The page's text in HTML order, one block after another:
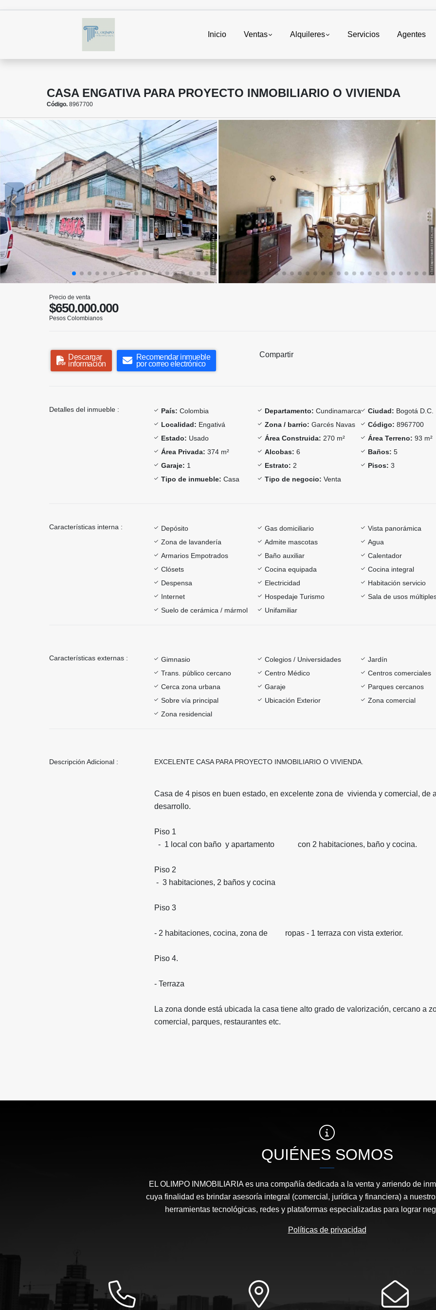
Inicio Ventas Alquileres Servicios Agentes
CASA ENGATIVA PARA PROYECTO INMOBILIARIO O VIVIENDA
Código. 8967700
Precio de venta
$650.000.000
Pesos Colombianos
Descargar
información
Recomendar inmueble
por correo electrónico
Compartir
Detalles del inmueble : País: Colombia Departamento: Cundinamarca Ciudad: Bogotá D.C.
Localidad: Engativá Zona / barrio: Garcés Navas Código: 8967700
Estado: Usado Área Construida: 270 m² Área Terreno: 93 m²
Área Privada: 374 m² Alcobas: 6 Baños: 5
Garaje: 1 Estrato: 2 Pisos: 3
Tipo de inmueble: Casa Tipo de negocio: Venta
Características interna : Depósito Gas domiciliario
Vista panorámica
Zona de lavandería
Admite mascotas
Agua
Armarios Empotrados
Baño auxiliar
Calentador
Clósets
Cocina equipada
Cocina integral
Despensa
Electricidad
Habitación servicio
Internet
Hospedaje Turismo
Sala de usos
Suelo de cerámica / mármol
Unifamiliar
Características externas : Gimnasio Colegios / Universidades
Jardín
Trans. público cercano
Centro Médico
Centros comerciales
Cerca zona urbana
Garaje
Parques cercanos
Sobre vía principal
Ubicación Exterior
Zona comercial
Zona residencial
Descripción Adicional : EXCELENTE CASA PARA PROYECTO INMOBILIARIO O VIVIENDA.
Casa de 4 pisos en buen estado, en excelente zona de vivienda y comercial, de
desarrollo.
Piso 1
- 1 local con baño y apartamento con 2 habitaciones, baño y cocina.
Piso 2
- 3 habitaciones, 2 baños y cocina
Piso 3
- 2 habitaciones, cocina, zona de ropas - 1 terraza con vista exterior.
Piso 4.
- Terraza
La zona donde está ubicada la casa tiene alto grado de valorización, cercano a
comercial, parques, restaurantes etc.
QUIÉNES SOMOS
EL OLIMPO INMOBILIARIA es una compañía dedicada a la venta y arriendo de
cuya finalidad es brindar asesoría integral (comercial, jurídica y financiera) a
herramientas tecnológicas, redes y plataformas especializadas para lograr
Políticas de privacidad